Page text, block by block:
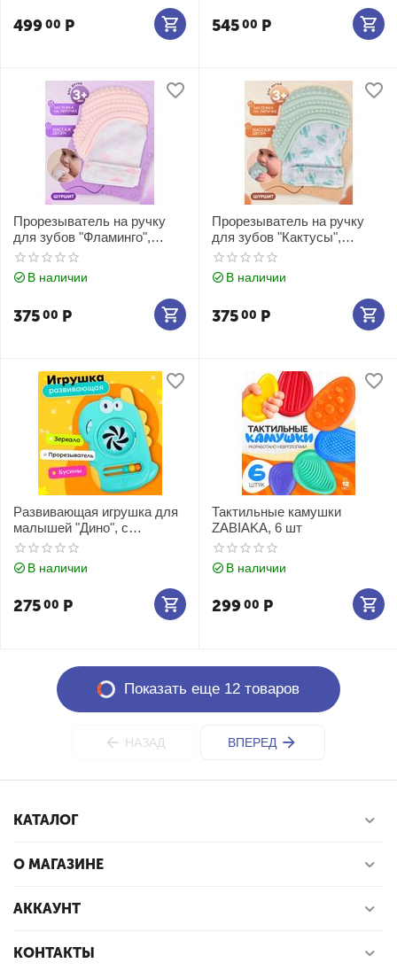
49900 Р 54500 Р
Прорезыватель на ручку
для зубов "Фламинго",
светло-розовый
В наличии
37500 Р
Прорезыватель на ручку
для зубов "Кактусы",
светло-зеленый
В наличии
37500 Р
Развивающая игрушка для
малышей "Дино", с
прорезывателем
В наличии
27500 Р
Тактильные камушки
ZABIAKA, 6 шт
В наличии
29900 Р
Показать еще 12 товаров
НАЗАД ВПЕРЕД
КАТАЛОГ
О МАГАЗИНЕ
АККАУНТ
КОНТАКТЫ